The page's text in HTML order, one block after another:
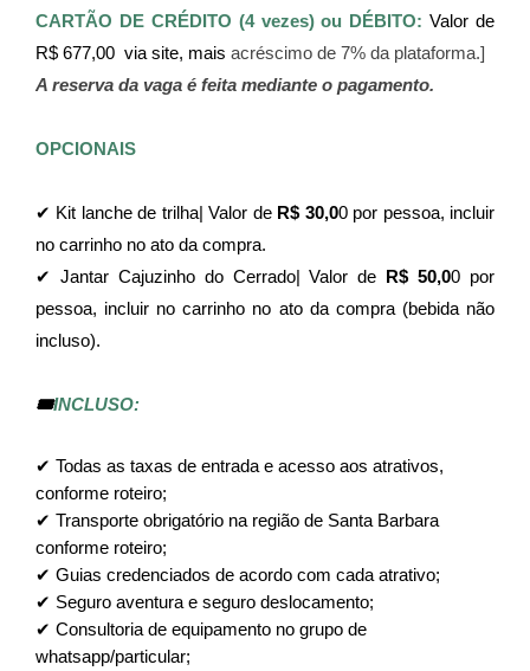
CARTÃO DE CRÉDITO (4 vezes) ou DÉBITO: Valor de
R$ 677,00  via site, mais acréscimo de 7% da plataforma.]
A reserva da vaga é feita mediante o pagamento.
OPCIONAIS
✔ Kit lanche de trilha| Valor de R$ 30,00 por pessoa, incluir
no carrinho no ato da compra.
✔ Jantar Cajuzinho do Cerrado| Valor de
R$ 50,00 por
pessoa, incluir no carrinho no ato da compra (bebida não
incluso).
🎟️INCLUSO:
✔ Todas as taxas de entrada e acesso aos atrativos,
conforme roteiro;
✔ Transporte obrigatório na região de Santa Barbara
conforme roteiro;
✔ Guias credenciados de acordo com cada atrativo;
✔ Seguro aventura e seguro deslocamento;
✔ Consultoria de equipamento no grupo de
whatsapp/particular;